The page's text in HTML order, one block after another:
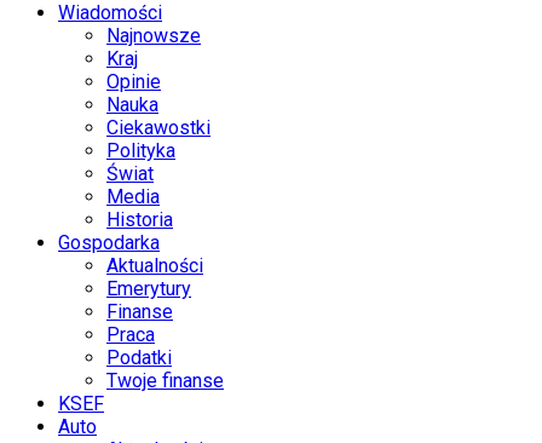
Wiadomości
Najnowsze
Kraj
Opinie
Nauka
Ciekawostki
Polityka
Świat
Media
Historia
Gospodarka
Aktualności
Emerytury
Finanse
Praca
Podatki
Twoje finanse
KSEF
Auto